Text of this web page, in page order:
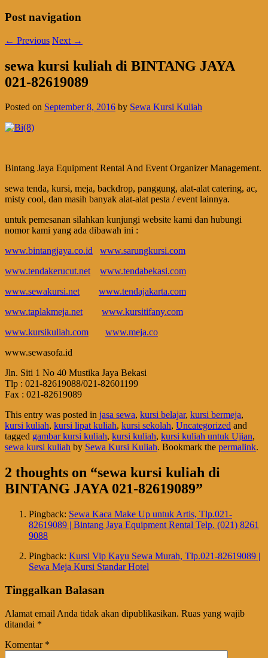
Post navigation
← Previous Next →
sewa kursi kuliah di BINTANG JAYA
021-82619089
Posted on September 8, 2016 by Sewa Kursi Kuliah
Bintang Jaya Equipment Rental And Event Organizer Management.
sewa tenda, kursi, meja, backdrop, panggung, alat-alat catering, ac,
misty cool, dan masih banyak alat-alat pesta / event lainnya.
untuk pemesanan silahkan kunjungi website kami dan hubungi
nomor kami yang ada dibawah ini :
www.bintangjaya.co.id
www.sarungkursi.com
www.tendakerucut.net
www.tendabekasi.com
www.sewakursi.net
www.tendajakarta.com
www.taplakmeja.net
www.kursitifany.com
www.kursikuliah.com
www.meja.co
www.sewasofa.id
Jln. Siti 1 No 40 Mustika Jaya Bekasi
Tlp : 021-82619088/021-82601199
Fax : 021-82619089
This entry was posted in jasa sewa, kursi belajar, kursi bermeja,
kursi kuliah, kursi lipat kuliah, kursi sekolah, Uncategorized and
tagged gambar kursi kuliah, kursi kuliah, kursi kuliah untuk Ujian,
sewa kursi kuliah by Sewa Kursi Kuliah. Bookmark the permalink.
2 thoughts on “sewa kursi kuliah di
BINTANG JAYA 021-82619089”
Pingback: Sewa Kaca Make Up untuk Artis, Tlp.021-
82619089 | Bintang Jaya Equipment Rental Telp. (021) 8261
9088
Pingback: Kursi Vip Kayu Sewa Murah, Tlp.021-82619089 |
Sewa Meja Kursi Standar Hotel
Tinggalkan Balasan
Alamat email Anda tidak akan dipublikasikan. Ruas yang wajib
ditandai *
Komentar *